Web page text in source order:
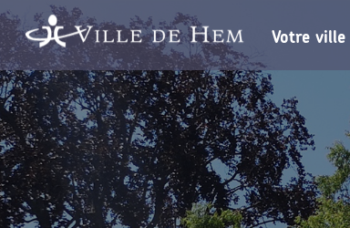
Votre ville